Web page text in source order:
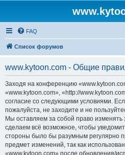
FAQ
Список форумов
www.kytoon.com - Общие
Заходя на конференцию
«www.kytoon.com», «http://
согласие со следующими условиями.
пожалуйста, не заходите и не
Мы оставляем за собой право
сделаем всё возможное, чтобы
стороны было бы разумным регулярно
предмет изменений, так как
«www.kytoon.com» после обновления/